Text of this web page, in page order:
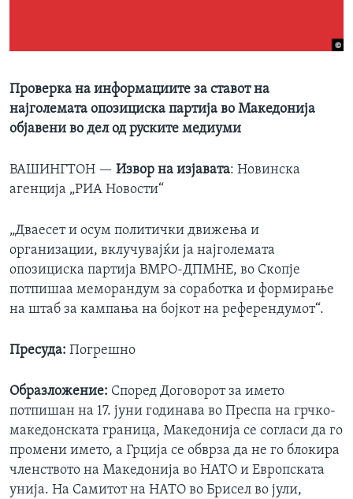
Проверка на информациите за ставот на
најголемата опозициска партија во Македонија
објавени во дел од руските медиуми
ВАШИНГТОН — Извор на изјавата: Новинска
агенција „РИА Новости“
„Дваесет и осум политички движења и
организации, вклучувајќи ја најголемата
опозициска партија ВМРО-ДПМНЕ, во Скопје
потпишаа меморандум за соработка и формирање
на штаб за кампања на бојкот на референдумот“.
Пресуда: Погрешно
Образложение: Според Договорот за името
потпишан на 17. јуни годинава во Преспа на грчко-
македонската граница, Македонија се согласи да го
промени името, а Грција се обврза да не го блокира
членството на Македонија во НАТО и Европската
унија. На Самитот на НАТО во Брисел во јули,